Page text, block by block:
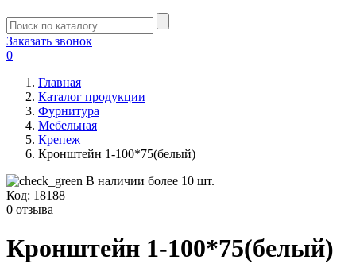
Заказать звонок
0
Главная
Каталог продукции
Фурнитура
Мебельная
Крепеж
Кронштейн 1-100*75(белый)
В наличии более 10 шт.
Код: 18188
0 отзыва
Кронштейн 1-100*75(белый)